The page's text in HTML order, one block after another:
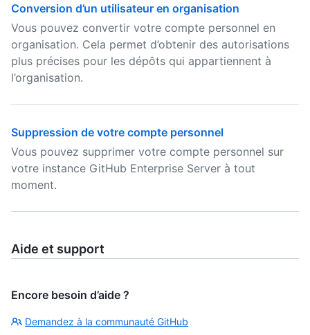
Conversion d’un utilisateur en organisation
Vous pouvez convertir votre compte personnel en
organisation. Cela permet d’obtenir des autorisations
plus précises pour les dépôts qui appartiennent à
l’organisation.
Suppression de votre compte personnel
Vous pouvez supprimer votre compte personnel sur
votre instance GitHub Enterprise Server à tout
moment.
Aide et support
Encore besoin d’aide ?
Demandez à la communauté GitHub